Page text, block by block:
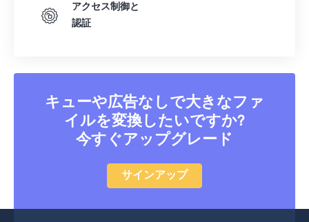
アクセス制御と
認証
キューや広告なしで大きなファ
イルを変換したいですか?
今すぐアップグレード
サインアップ